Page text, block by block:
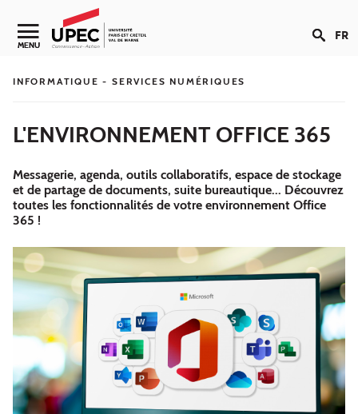
Aller au contenu
Navigation secondaire
MENU FR
INFORMATIQUE - SERVICES NUMÉRIQUES
L'ENVIRONNEMENT OFFICE 365
Messagerie, agenda, outils collaboratifs, espace de stockage
et de partage de documents, suite bureautique... Découvrez
toutes les fonctionnalités de votre environnement Office
365 !